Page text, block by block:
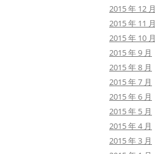
2015 年 12 月
2015 年 11 月
2015 年 10 月
2015 年 9 月
2015 年 8 月
2015 年 7 月
2015 年 6 月
2015 年 5 月
2015 年 4 月
2015 年 3 月